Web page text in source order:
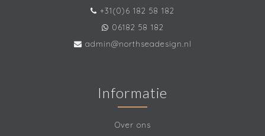
+31(0)6 182 58 182
06182 58 182
admin@northseadesign.nl
Informatie
Over ons